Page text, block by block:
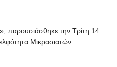
παρουσιάσθηκε την Τρίτη 14
Μικρασιατών